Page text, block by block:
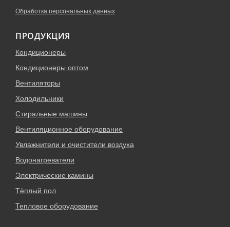
Обработка персональных данных
ПРОДУКЦИЯ
Кондиционеры
Кондиционеры оптом
Вентиляторы
Холодильники
Стиральные машины
Вентиляционное оборудование
Увлажнители и очистители воздуха
Водонагреватели
Электрические камины
Тёплый пол
Тепловое оборудование